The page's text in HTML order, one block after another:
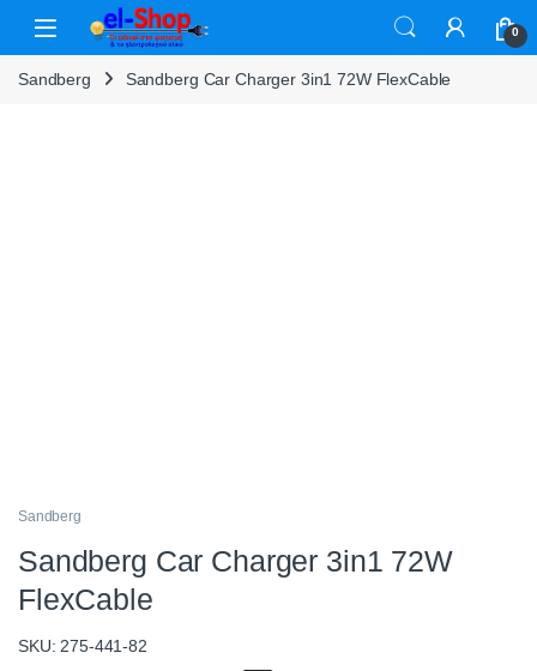
Skip to navigation
Skip to content
0
Sandberg Sandberg Car Charger 3in1 72W FlexCable
Sandberg
Sandberg Car Charger 3in1 72W
FlexCable
SKU: 275-441-82